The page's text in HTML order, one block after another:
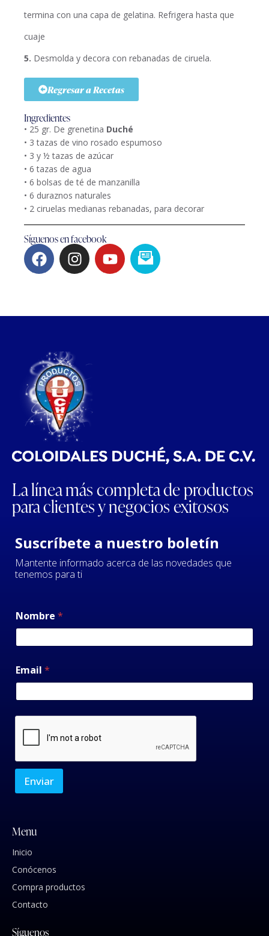
termina con una capa de gelatina. Refrigera hasta que
cuaje
5. Desmolda y decora con rebanadas de ciruela.
Regresar a Recetas
Ingredientes
• 25 gr. De grenetina Duché
• 3 tazas de vino rosado espumoso
• 3 y ½ tazas de azúcar
• 6 tazas de agua
• 6 bolsas de té de manzanilla
• 6 duraznos naturales
• 2 ciruelas medianas rebanadas, para decorar
Síguenos en facebook
La línea más completa de productos
para clientes y negocios exitosos
Suscríbete a nuestro boletín
Mantente informado acerca de las novedades que
tenemos para ti
Nombre *
Email *
Enviar
Menu
Inicio
Conócenos
Compra productos
Contacto
Síguenos